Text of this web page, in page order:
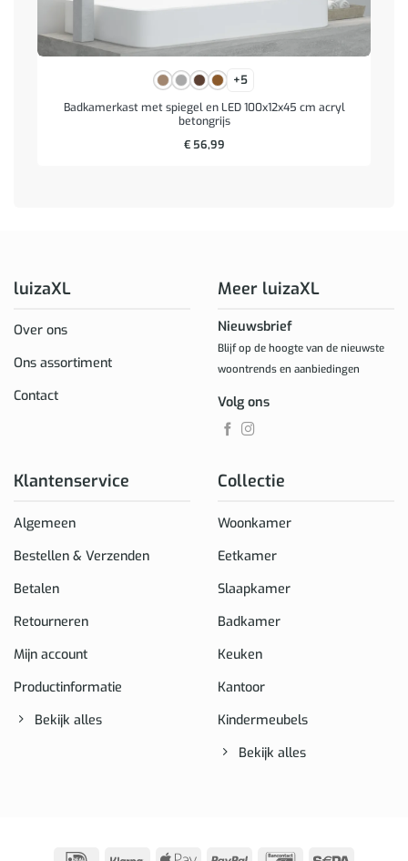
+5
Badkamerkast met spiegel en LED 100x12x45 cm acryl
betongrijs
€56,99
luizaXL
Over ons
Ons assortiment
Contact
Klantenservice
Algemeen
Bestellen & Verzenden
Betalen
Retourneren
Mijn account
Productinformatie
Bekijk alles
Collectie
Woonkamer
Eetkamer
Slaapkamer
Badkamer
Keuken
Kantoor
Kindermeubels
Bekijk alles
Meer luizaXL
Nieuwsbrief
Blijf op de hoogte van de nieuwste
woontrends en aanbiedingen
Volg ons